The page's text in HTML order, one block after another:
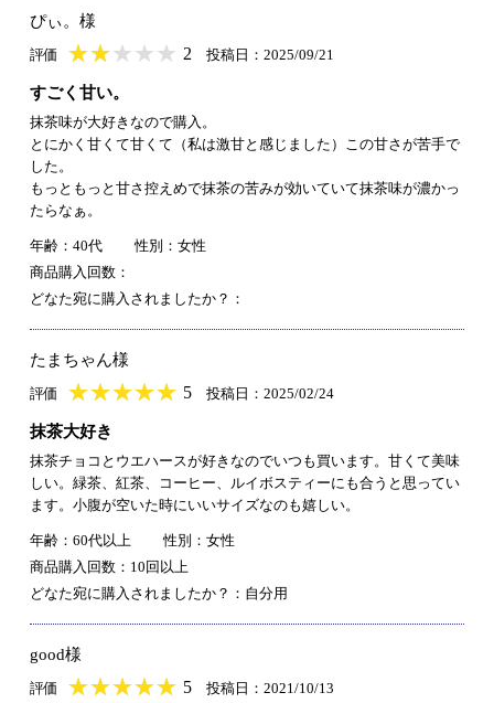
ぴぃ。様
評価 ★★★★★
★★★★★ 2 投稿日：2025/09/21
すごく甘い。
抹茶味が大好きなので購入。
とにかく甘くて甘くて（私は激甘と感じました）この甘さが苦手で
した。
もっともっと甘さ控えめで抹茶の苦みが効いていて抹茶味が濃かっ
たらなぁ。
年齢：40代
性別：女性
商品購入回数：
どなた宛に購入されましたか？：
たまちゃん様
評価 ★★★★★
★★★★★ 5 投稿日：2025/02/24
抹茶大好き
抹茶チョコとウエハースが好きなのでいつも買います。甘くて美味
しい。緑茶、紅茶、コーヒー、ルイボスティーにも合うと思ってい
ます。小腹が空いた時にいいサイズなのも嬉しい。
年齢：60代以上
性別：女性
商品購入回数：10回以上
どなた宛に購入されましたか？：自分用
good様
評価 ★★★★★
★★★★★ 5 投稿日：2021/10/13